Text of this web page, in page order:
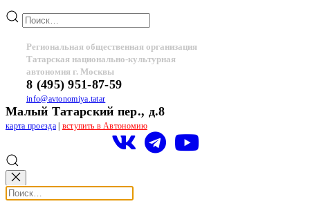
Региональная общественная организация
Татарская национально-культурная
автономия г. Москвы
8 (495) 951-87-59
info@avtonomiya.tatar
Малый Татарский пер., д.8
карта проезда| вступить в Автономию